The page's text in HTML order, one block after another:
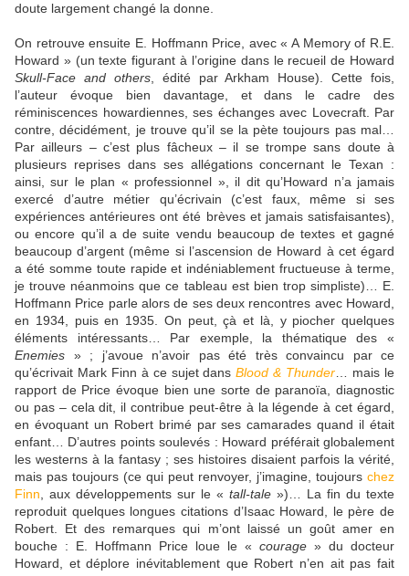
doute largement changé la donne.
On retrouve ensuite E. Hoffmann Price, avec « A Memory of R.E.
Howard » (un texte figurant à l’origine dans le recueil de Howard
Skull-Face and others, édité par Arkham House). Cette fois,
l’auteur évoque bien davantage, et dans le cadre des
réminiscences howardiennes, ses échanges avec Lovecraft. Par
contre, décidément, je trouve qu’il se la pète toujours pas mal…
Par ailleurs – c’est plus fâcheux – il se trompe sans doute à
plusieurs reprises dans ses allégations concernant le Texan :
ainsi, sur le plan « professionnel », il dit qu’Howard n’a jamais
exercé d’autre métier qu’écrivain (c’est faux, même si ses
expériences antérieures ont été brèves et jamais satisfaisantes),
ou encore qu’il a de suite vendu beaucoup de textes et gagné
beaucoup d’argent (même si l’ascension de Howard à cet égard
a été somme toute rapide et indéniablement fructueuse à terme,
je trouve néanmoins que ce tableau est bien trop simpliste)… E.
Hoffmann Price parle alors de ses deux rencontres avec Howard,
en 1934, puis en 1935. On peut, çà et là, y piocher quelques
éléments intéressants… Par exemple, la thématique des «
Enemies » ; j’avoue n’avoir pas été très convaincu par ce
qu’écrivait Mark Finn à ce sujet dansBlood & Thunder … mais le
rapport de Price évoque bien une sorte de paranoïa, diagnostic
ou pas – cela dit, il contribue peut-être à la légende à cet égard,
en évoquant un Robert brimé par ses camarades quand il était
enfant… D’autres points soulevés : Howard préférait globalement
les westerns à la fantasy ; ses histoires disaient parfois la vérité,
mais pas toujours (ce qui peut renvoyer, j’imagine, toujours chez
Finn , aux développements sur le « tall-tale »)… La fin du texte
reproduit quelques longues citations d’Isaac Howard, le père de
Robert. Et des remarques qui m’ont laissé un goût amer en
bouche : E. Hoffmann Price loue le « courage » du docteur
Howard, et déplore inévitablement que Robert n’en ait pas fait